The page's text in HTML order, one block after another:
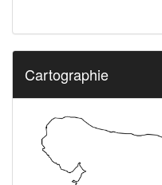
Cartographie